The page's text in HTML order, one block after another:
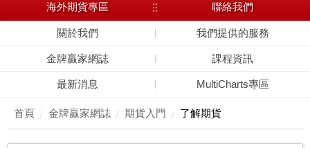
海外期貨專區 聯絡我們
關於我們 我們提供的服務
金牌贏家網誌 課程資訊
最新消息 MultiCharts專區
首頁 金牌贏家網誌 期貨入門 了解期貨